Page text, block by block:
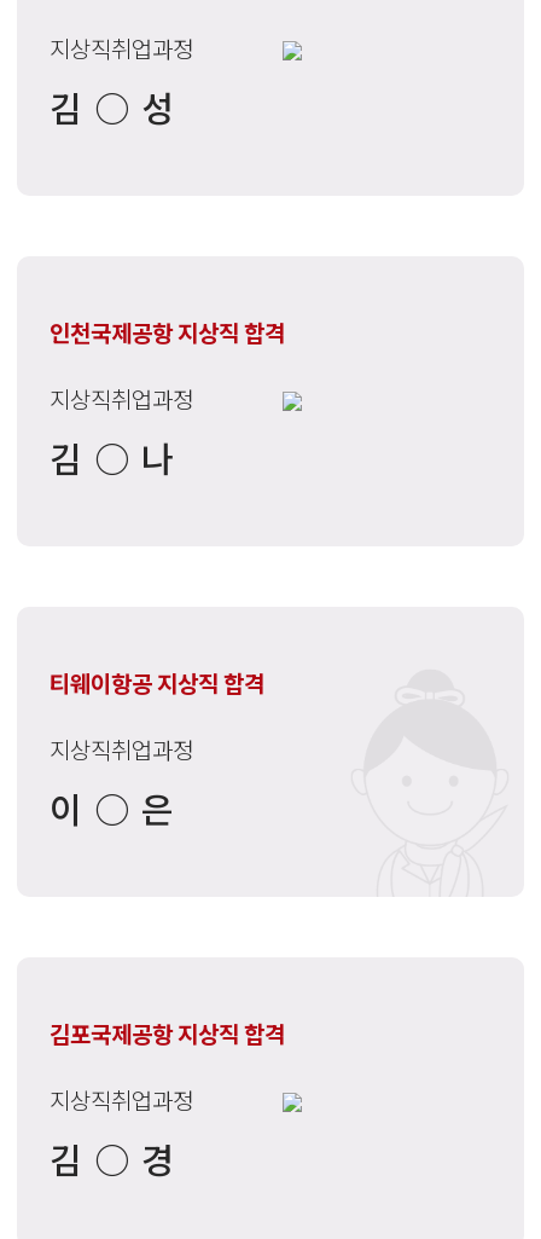
지상직취업과정
김○성
인천국제공항 지상직 합격
지상직취업과정
김○나
티웨이항공 지상직 합격
지상직취업과정
이○은
김포국제공항 지상직 합격
지상직취업과정
김○경